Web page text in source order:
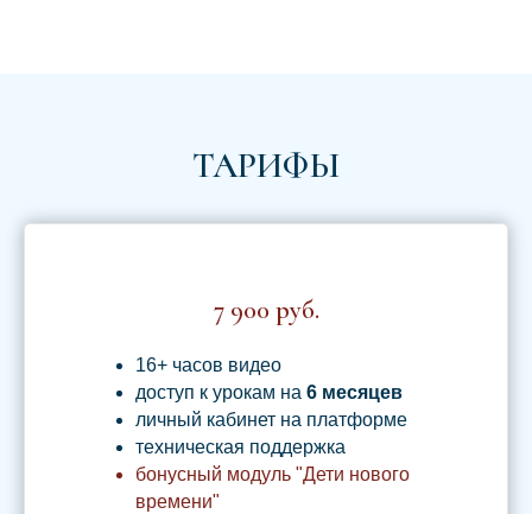
ТАРИФЫ
7 900 руб.
16+ часов видео
доступ к урокам на 6 месяцев
личный кабинет на платформе
техническая поддержка
бонусный модуль "Дети нового
времени"